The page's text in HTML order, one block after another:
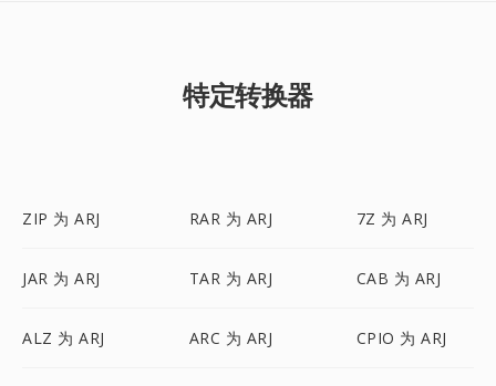
特定转换器
ZIP 为 ARJ RAR 为 ARJ 7Z 为 ARJ
JAR 为 ARJ TAR 为 ARJ CAB 为 ARJ
ALZ 为 ARJ ARC 为 ARJ CPIO 为 ARJ